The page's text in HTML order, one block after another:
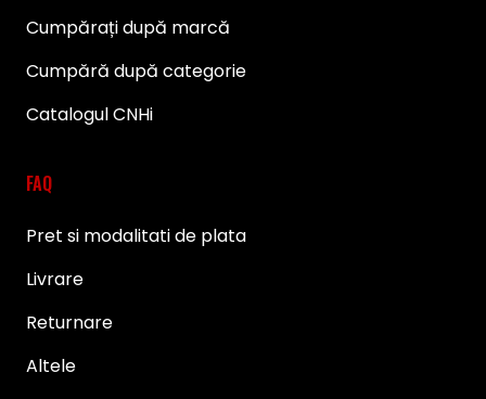
Cumpărați după marcă
Cumpără după categorie
Catalogul CNHi
FAQ
Pret si modalitati de plata
Livrare
Returnare
Altele